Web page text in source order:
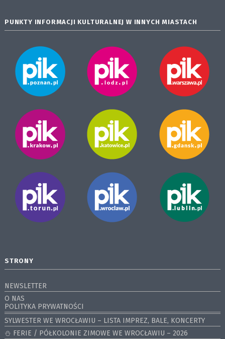
PUNKTY INFORMACJI KULTURALNEJ W INNYCH MIASTACH
STRONY
NEWSLETTER
O NAS
POLITYKA PRYWATNOŚCI
SYLWESTER WE WROCŁAWIU – LISTA IMPREZ, BALE, KONCERTY
⛄️ FERIE / PÓŁKOLONIE ZIMOWE WE WROCŁAWIU – 2026